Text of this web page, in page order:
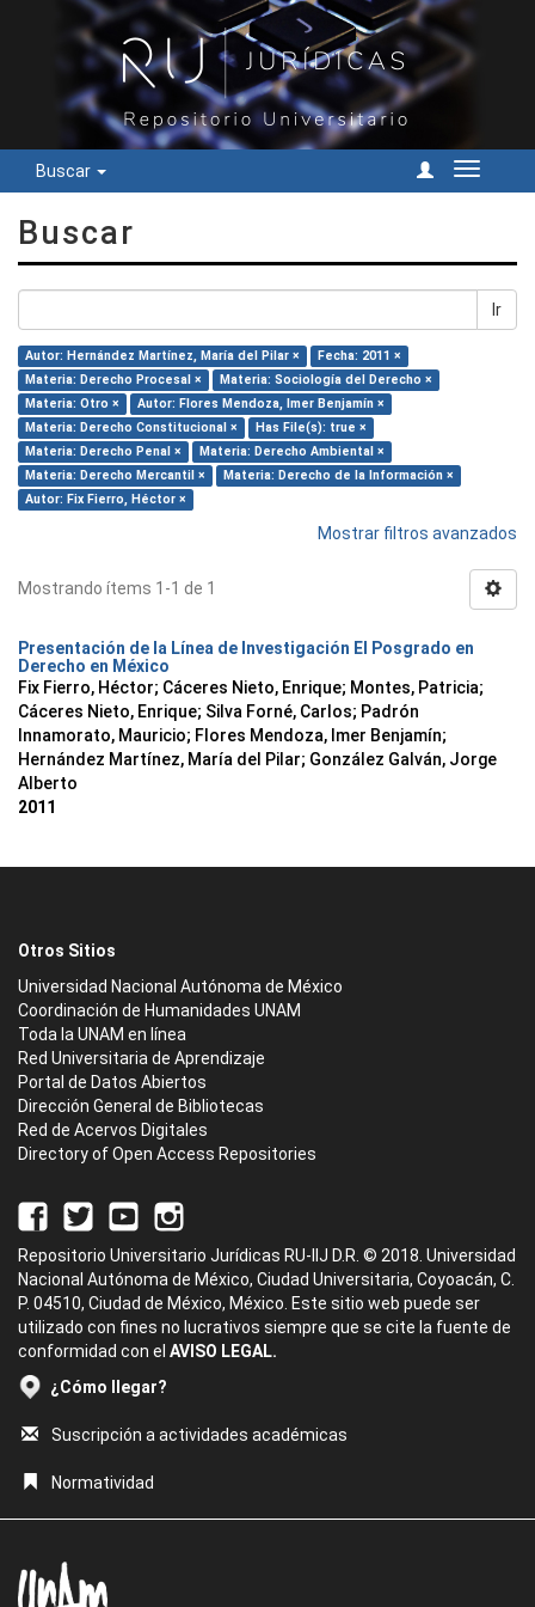
Buscar
Cambiar
Buscar
Ir
Autor: Hernández Martínez, María del Pilar ×
Fecha: 2011 ×
Materia: Derecho Procesal ×
Materia: Sociología del Derecho ×
Materia: Otro ×
Autor: Flores Mendoza, Imer Benjamín ×
Materia: Derecho Constitucional ×
Has File(s): true ×
Materia: Derecho Penal ×
Materia: Derecho Ambiental ×
Materia: Derecho Mercantil ×
Materia: Derecho de la Información ×
Autor: Fix Fierro, Héctor ×
Mostrar filtros avanzados
Mostrando ítems 1-1 de 1
Presentación de la Línea de Investigación El Posgrado en
Derecho en México
Fix Fierro, Héctor; Cáceres Nieto, Enrique; Montes, Patricia;
Cáceres Nieto, Enrique; Silva Forné, Carlos; Padrón
Innamorato, Mauricio; Flores Mendoza, Imer Benjamín;
Hernández Martínez, María del Pilar; González Galván, Jorge
Alberto
2011
Otros Sitios
Universidad Nacional Autónoma de México
Coordinación de Humanidades UNAM
Toda la UNAM en línea
Red Universitaria de Aprendizaje
Portal de Datos Abiertos
Dirección General de Bibliotecas
Red de Acervos Digitales
Directory of Open Access Repositories
Repositorio Universitario Jurídicas RU-IIJ D.R. © 2018. Universidad
Nacional Autónoma de México, Ciudad Universitaria, Coyoacán, C.
P. 04510, Ciudad de México, México. Este sitio web puede ser
utilizado con fines no lucrativos siempre que se cite la fuente de
conformidad con el AVISO LEGAL.
¿Cómo llegar?
Suscripción a actividades académicas
Normatividad